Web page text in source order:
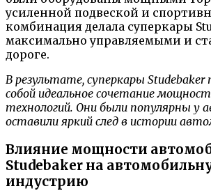
усиленной подвеской и
комбинация делала суперкары
максимально управляемыми и
дороге.
В результате, суперкары Studebaker
собой идеальное сочетание
технологий. Они были популярны у
оставили яркий след в истории
Влияние мощности
Studebaker на
индустрию